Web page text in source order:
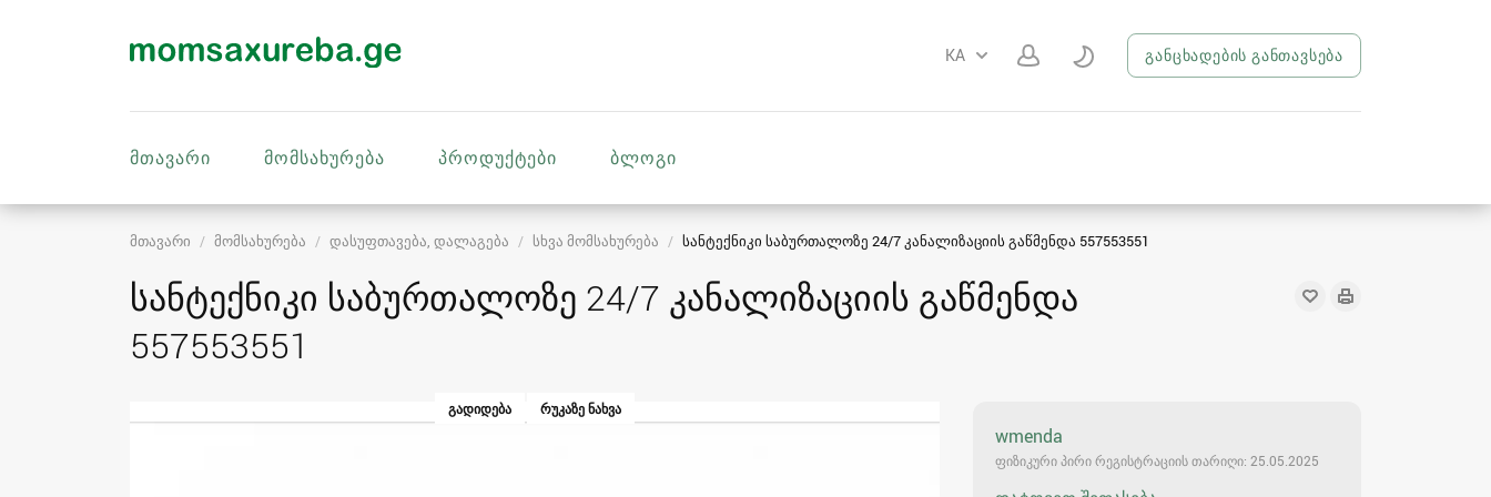
KA განცხადების განთავსება
მთავარი მომსახურება პროდუქტები ბლოგი
მთავარი მომსახურება დასუფთავება, დალაგება სხვა მომსახურება სანტექნიკი საბურთალოზე 24/7 კანალიზაციის გაწმენდა 557553551
სანტექნიკი საბურთალოზე 24/7 კანალიზაციის გაწმენდა
557553551
wmenda
ფიზიკური პირი რეგისტრაციის თარიღი: 25.05.2025
ᲒᲐᲓᲘᲓᲔᲑᲐ ᲠᲣᲙᲐᲖᲔ ᲜᲐᲮᲕᲐ